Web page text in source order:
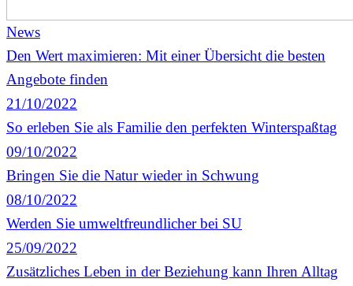
News
Den Wert maximieren: Mit einer Übersicht die besten
Angebote finden
21/10/2022
So erleben Sie als Familie den perfekten Winterspaßtag
09/10/2022
Bringen Sie die Natur wieder in Schwung
08/10/2022
Werden Sie umweltfreundlicher bei SU
25/09/2022
Zusätzliches Leben in der Beziehung kann Ihren Alltag